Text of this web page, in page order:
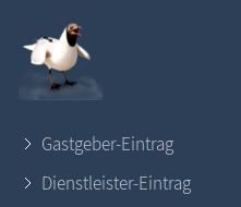
Gastgeber-Eintrag
Dienstleister-Eintrag